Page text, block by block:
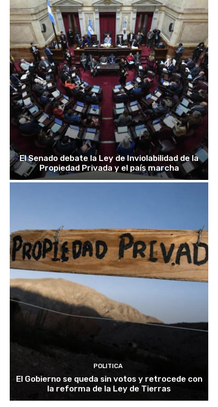
El Senado debate la Ley de Inviolabilidad de la
Propiedad Privada y el país marcha
POLITICA
El Gobierno se queda sin votos y retrocede con
la reforma de la Ley de Tierras